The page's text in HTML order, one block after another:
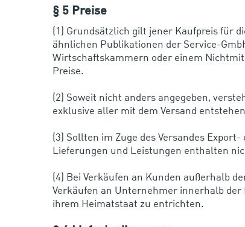
§ 5 Preise
(1) Grundsätzlich gilt jener Kaufpreis für
ähnlichen Publikationen der Service-
Wirtschaftskammern oder einem
Preise.
(2) Soweit nicht anders angegeben,
exklusive aller mit dem Versand
(3) Sollten im Zuge des Versandes
Lieferungen und Leistungen enthalten
(4) Bei Verkäufen an Kunden außerhalb
Verkäufen an Unternehmer innerhalb der
ihrem Heimatstaat zu entrichten.